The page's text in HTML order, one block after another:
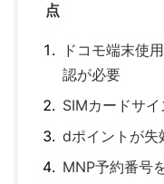
点
ドコモ端末使
認が必要
SIMカードサイ
dポイントが失
MNP予約番号